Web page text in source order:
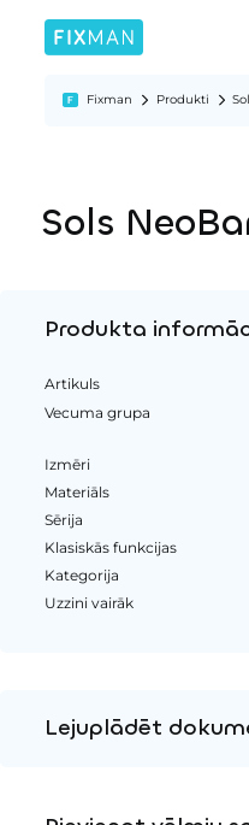
Fixman Produkti
Sols
Produkta
Artikuls
Vecuma grupa
Izmēri
Materiāls
Sērija
Klasiskās funkcijas
Kategorija
Uzzini vairāk
Lejuplādēt